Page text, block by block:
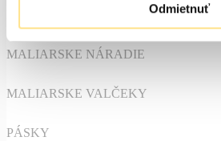
Odmietnuť
MALIARSKE NÁRADIE
MALIARSKE VALČEKY
PÁSKY